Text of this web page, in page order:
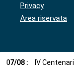
Privacy
Area riservata
07/08 : IV